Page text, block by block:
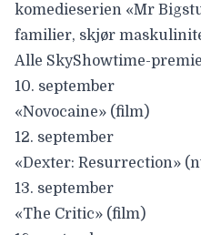
komedieserien «Mr
familier, skjør
Alle SkyShowtime-
10. september
«Novocaine» (film)
12. september
«Dexter: Resurrection»
13. september
«The Critic» (film)